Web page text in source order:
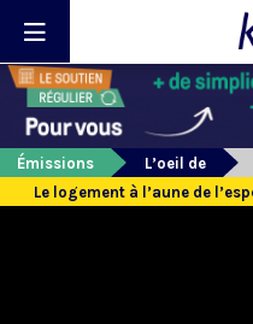
Émissions
L’oeil de
Le logement à l’aune de